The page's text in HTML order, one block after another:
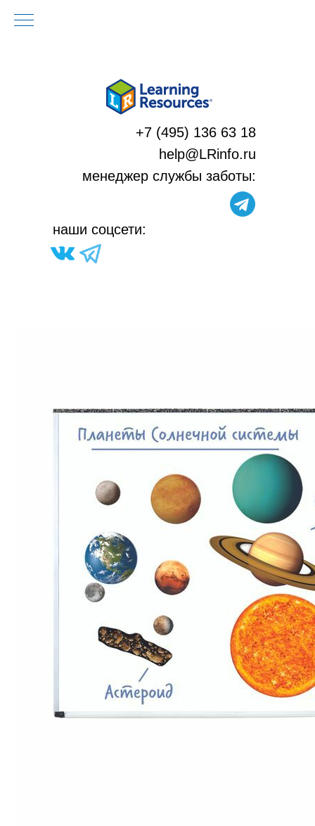
+7 (495) 136 63 18
help@LRinfo.ru
менеджер службы заботы:
наши соцсети: